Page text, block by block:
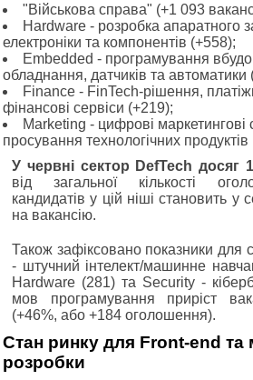
"Військова справа" (+1 093
Hardware - розробка апаратного
електроніки та компонентів (+558);
Embedded - програмування
обладнання, датчиків та автоматики
Finance - FinTech-рішення,
фінансові сервіси (+219);
Marketing - цифрові маркетингові
просування технологічних
У червні сектор DefTech досяг
від загальної кількості
кандидатів у цій ніші становить у
на вакансію.
Також зафіксовано показники для
- штучний інтелект/машинне
Hardware (281) та Security -
мов програмування приріст
(+46%, або +184 оголошення).
Стан ринку для Front-end та
розробки